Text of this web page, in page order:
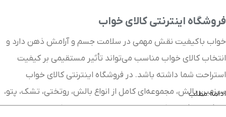
فروشگاه اینترنتی کالای خواب
خواب باکیفیت نقش مهمی در سلامت جسم و آرامش ذهن دارد و
انتخاب کالای خواب مناسب می‌تواند تأثیر مستقیمی بر کیفیت
استراحت شما داشته باشد. در فروشگاه اینترنتی کالای خواب
سرزمین بالش، مجموعه‌ای کامل از انواع بالش، روتختی، تشک، پتو،
لحاف، محافظ تشک و سایر محصولات خواب را با کیفیت بالا و
ادامه مطلب